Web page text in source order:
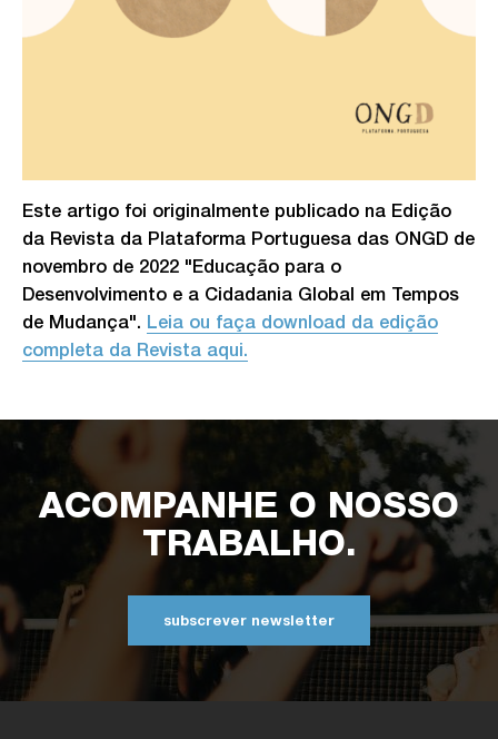
Este artigo foi originalmente publicado na Edição
da Revista da Plataforma Portuguesa das ONGD de
novembro de 2022 "Educação para o
Desenvolvimento e a Cidadania Global em Tempos
de Mudança". Leia ou faça download da edição
completa da Revista aqui.
ACOMPANHE O NOSSO
TRABALHO.
subscrever newsletter